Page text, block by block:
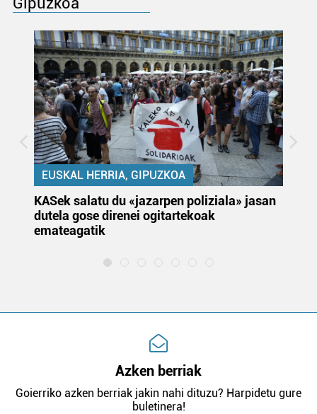
EUSKAL HERRIA, GIPUZKOA
KASek salatu du «jazarpen poliziala» jasan
dutela gose direnei ogitartekoak
emateagatik
Azken berriak
Goierriko azken berriak jakin nahi dituzu? Harpidetu gure
buletinera!